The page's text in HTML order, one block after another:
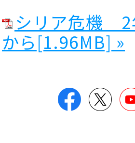
シリア危機 2
から[1.96MB] »
Facebook Twitter